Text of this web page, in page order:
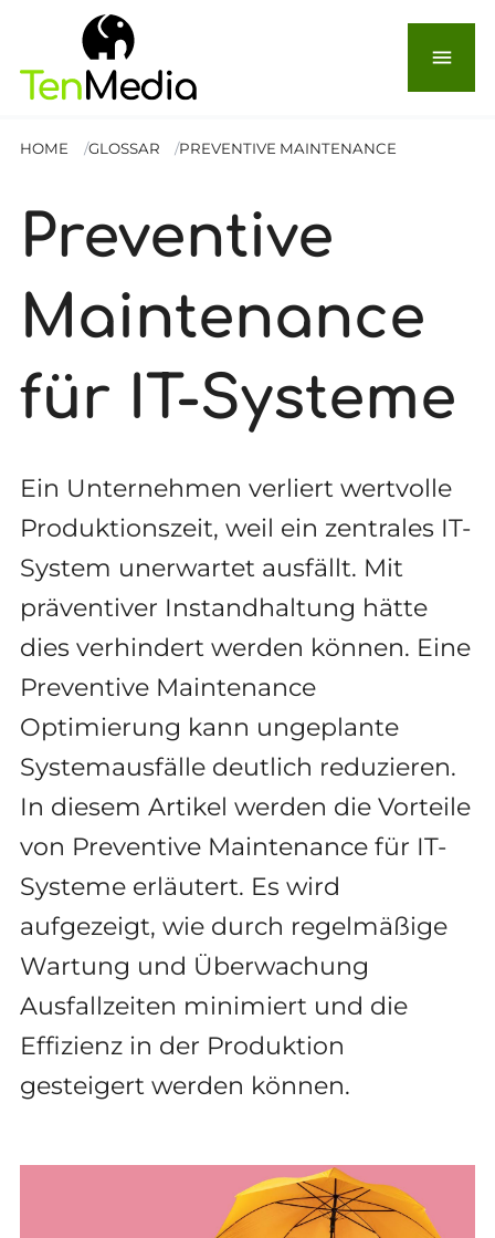
menu
HOME GLOSSAR PREVENTIVE MAINTENANCE
Preventive
Maintenance
für IT-Systeme
Ein Unternehmen verliert wertvolle
Produktionszeit, weil ein zentrales IT-
System unerwartet ausfällt. Mit
präventiver Instandhaltung hätte
dies verhindert werden können. Eine
Preventive Maintenance
Optimierung kann ungeplante
Systemausfälle deutlich reduzieren.
In diesem Artikel werden die Vorteile
von Preventive Maintenance für IT-
Systeme erläutert. Es wird
aufgezeigt, wie durch regelmäßige
Wartung und Überwachung
Ausfallzeiten minimiert und die
Effizienz in der Produktion
gesteigert werden können.